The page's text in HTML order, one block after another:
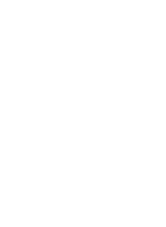
示。针对不同被